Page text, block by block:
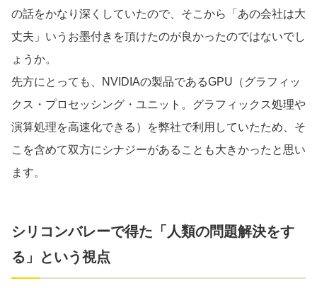
の話をかなり深くしていたので、そこから「あの会社は大
丈夫」いうお墨付きを頂けたのが良かったのではないでし
ょうか。
先方にとっても、NVIDIAの製品であるGPU（グラフィッ
クス・プロセッシング・ユニット。グラフィックス処理や
演算処理を高速化できる）を弊社で利用していたため、そ
こを含めて双方にシナジーがあることも大きかったと思い
ます。
シリコンバレーで得た「人類の問題解決をす
る」という視点